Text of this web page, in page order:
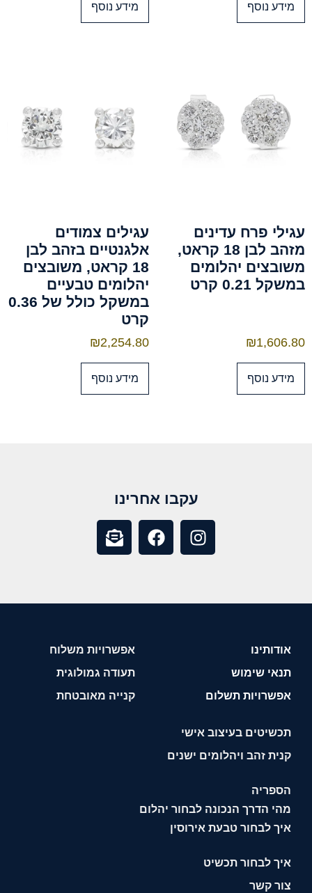
מידע נוסף מידע נוסף
עגילי פרח עדינים
מזהב לבן 18 קראט,
משובצים יהלומים
במשקל 0.21 קרט
₪1,606.80
מידע נוסף
עגילים צמודים
אלגנטיים בזהב לבן
18 קראט, משובצים
יהלומים טבעיים
במשקל כולל של 0.36
קרט
₪2,254.80
מידע נוסף
עקבו אחרינו
אודותינו
תנאי שימוש
אפשרויות תשלום
אפשרויות משלוח
תעודה גמולוגית
קנייה מאובטחת
תכשיטים בעיצוב אישי
קנית זהב ויהלומים ישנים
הספריה
מהי הדרך הנכונה לבחור יהלום
איך לבחור טבעת אירוסין
איך לבחור תכשיט
צור קשר